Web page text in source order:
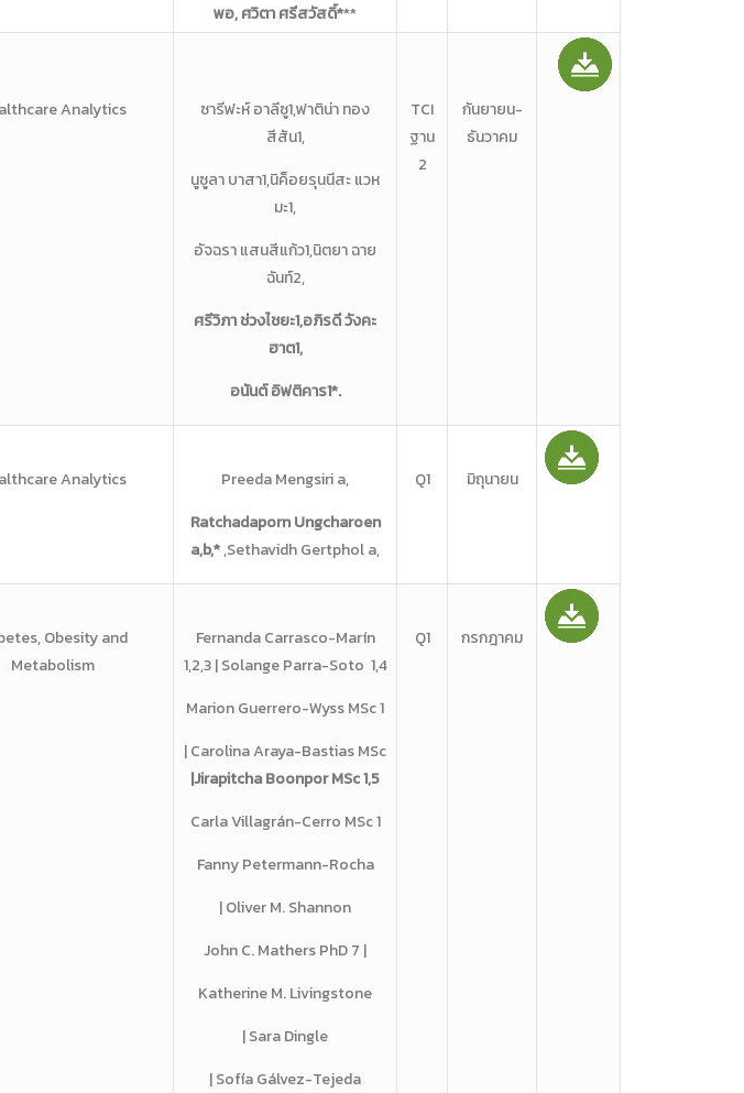
พอ,ศวิตา ศรีสวัสดิ์***
Analytics
ซารีฟะห์ อาลีซู1,ฟาติน่า ทอง
สีสัน1,
นูซูลา บาสา1,นิค็อยรุนนีสะ แวห
มะ1,
อัจฉรา แสนสีแก้ว1,นิตยา ฉาย
ฉันท์2,
ศรีวิภา ช่วงไชยะ1,อภิรดี วังคะ
ฮาต1,
อนันต์ อิฟติคาร1*.
TCI
ฐาน
2
กันยายน-
ธันวาคม
Analytics
Preeda Mengsiri a,
Ratchadaporn Ungcharoen
a,b,*,Sethavidh Gertphol a,
Q1 มิถุนายน
Obesity and
Metabolism
Fernanda Carrasco-Marín
1,2,3 | Solange Parra-Soto 1,4
Marion Guerrero-Wyss MSc 1
| Carolina Araya-Bastias MSc
|Jirapitcha Boonpor MSc 1,5
Carla Villagrán-Cerro MSc 1
Fanny Petermann-Rocha
| Oliver M. Shannon
John C. Mathers PhD 7 |
Katherine M. Livingstone
| Sara Dingle
| Sofía Gálvez-Tejeda
Q1 กรกฎาคม